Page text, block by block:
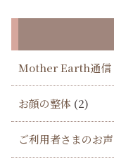
Mother Earth通信
お顔の整体 (2)
ご利用者さまのお声